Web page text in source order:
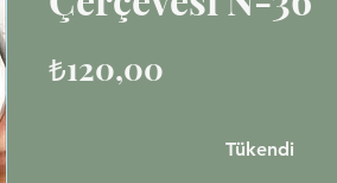
₺120,00
Tükendi